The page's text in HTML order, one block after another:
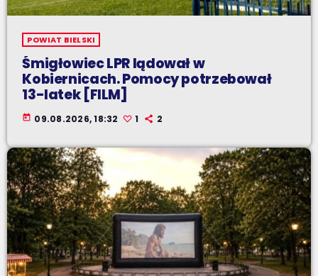
POWIAT BIELSKI
Śmigłowiec LPR lądował w
Kobiernicach. Pomocy potrzebował
13-latek [FILM]
today 09.08.2026, 18:32 1 2